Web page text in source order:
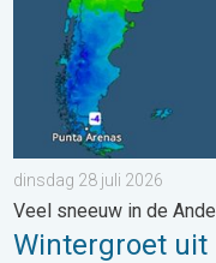
dinsdag 28 juli 2026
Veel sneeuw in de
Wintergroet